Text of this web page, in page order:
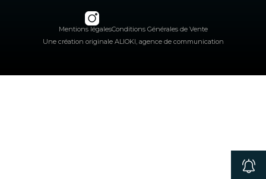
Mentions légalesConditions Générales de Vente
Une création originale ALIOKI, agence de communication